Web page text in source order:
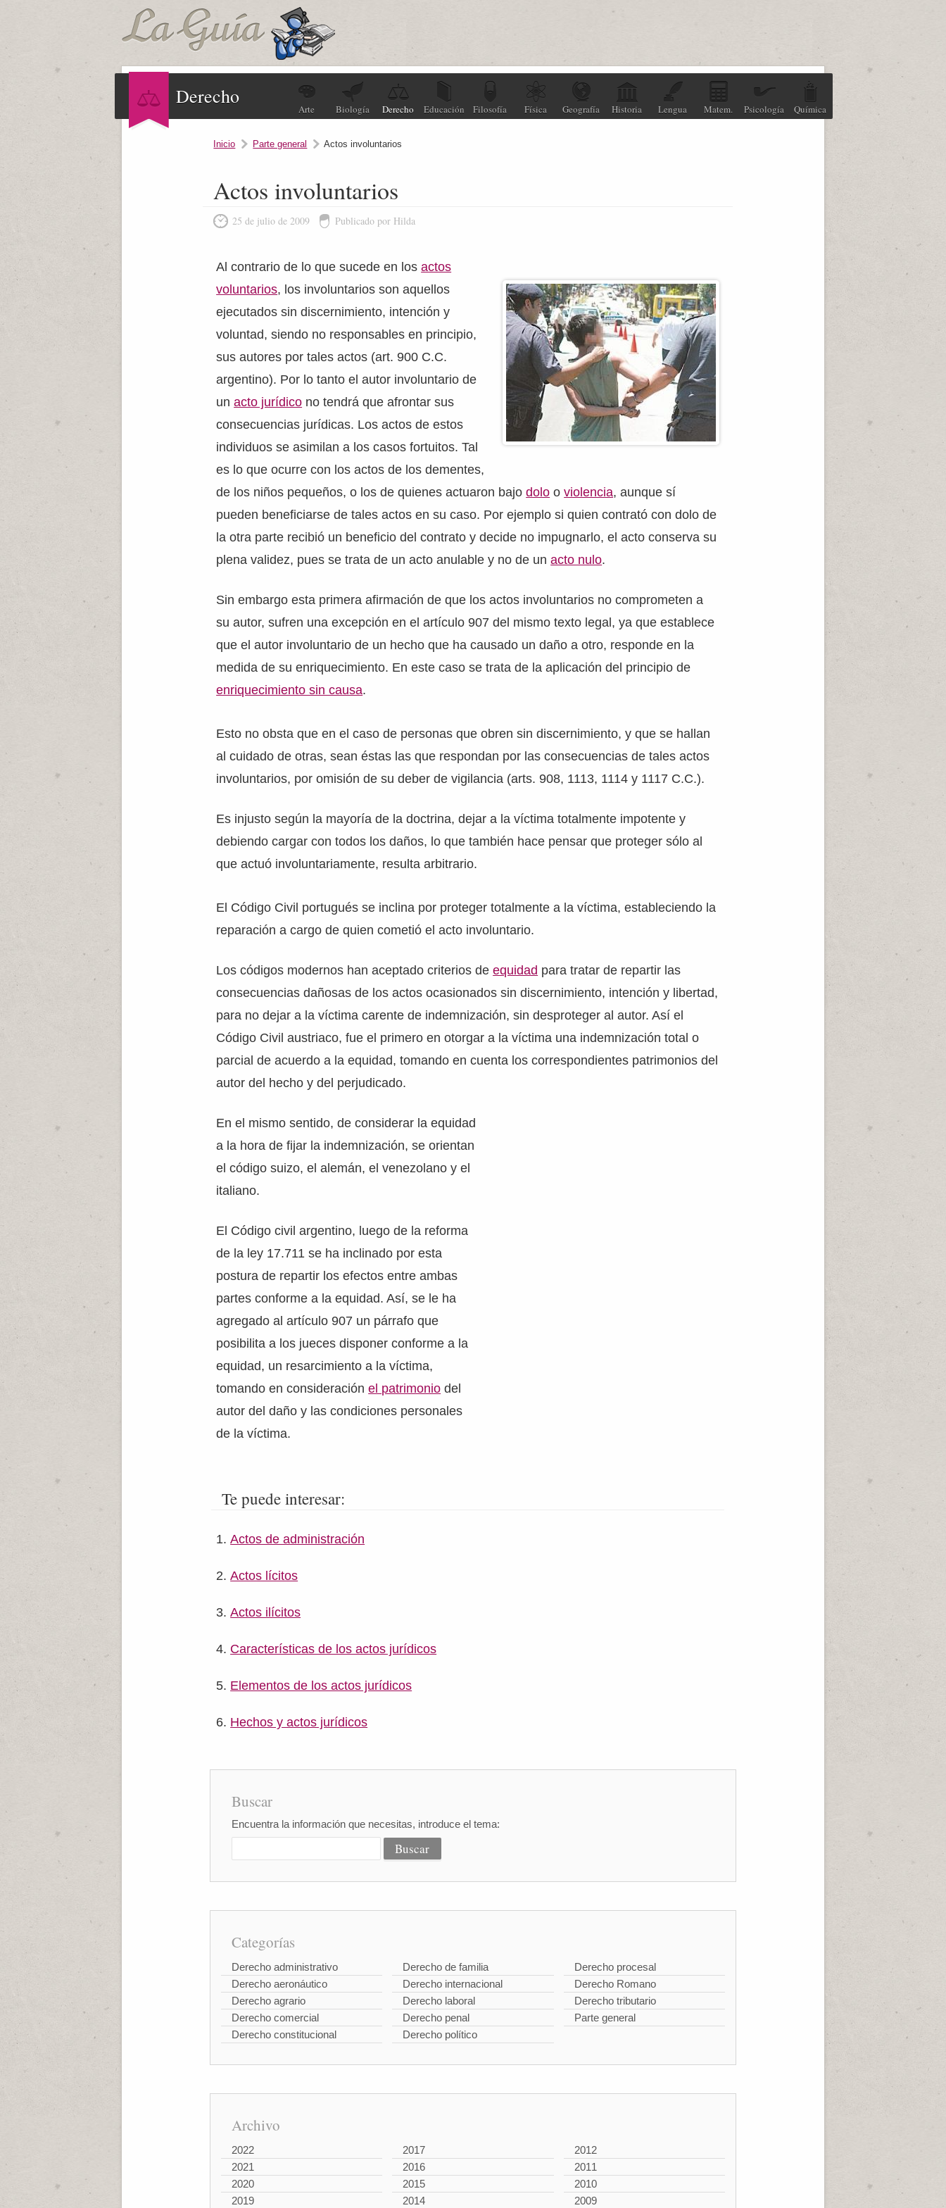
Derecho
Arte Biología Derecho Educación Filosofía Física Geografía Historia Lengua Matem. Psicología Química
Inicio Parte general Actos involuntarios
Actos involuntarios
25 de julio de 2009 Publicado por Hilda
Al contrario de lo que sucede en losactos
voluntarios, los involuntarios son aquellos
ejecutados sin discernimiento, intención y
voluntad, siendo no responsables en principio,
sus autores por tales actos (art. 900 C.C.
argentino). Por lo tanto el autor involuntario de
unacto jurídico no tendrá que afrontar sus
consecuencias jurídicas. Los actos de estos
individuos se asimilan a los casos fortuitos. Tal
es lo que ocurre con los actos de los dementes,
de los niños pequeños, o los de quienes actuaron bajodolo oviolencia, aunque sí
pueden beneficiarse de tales actos en su caso. Por ejemplo si quien contrató con dolo de
la otra parte recibió un beneficio del contrato y decide no impugnarlo, el acto conserva su
plena validez, pues se trata de un acto anulable y no de unacto nulo.
Sin embargo esta primera afirmación de que los actos involuntarios no comprometen a
su autor, sufren una excepción en el artículo 907 del mismo texto legal, ya que establece
que el autor involuntario de un hecho que ha causado un daño a otro, responde en la
medida de su enriquecimiento. En este caso se trata de la aplicación del principio de
enriquecimiento sin causa.
Esto no obsta que en el caso de personas que obren sin discernimiento, y que se hallan
al cuidado de otras, sean éstas las que respondan por las consecuencias de tales actos
involuntarios, por omisión de su deber de vigilancia (arts. 908, 1113, 1114 y 1117 C.C.).
Es injusto según la mayoría de la doctrina, dejar a la víctima totalmente impotente y
debiendo cargar con todos los daños, lo que también hace pensar que proteger sólo al
que actuó involuntariamente, resulta arbitrario.
El Código Civil portugués se inclina por proteger totalmente a la víctima, estableciendo la
reparación a cargo de quien cometió el acto involuntario.
Los códigos modernos han aceptado criterios deequidad para tratar de repartir las
consecuencias dañosas de los actos ocasionados sin discernimiento, intención y libertad,
para no dejar a la víctima carente de indemnización, sin desproteger al autor. Así el
Código Civil austriaco, fue el primero en otorgar a la víctima una indemnización total o
parcial de acuerdo a la equidad, tomando en cuenta los correspondientes patrimonios del
autor del hecho y del perjudicado.
En el mismo sentido, de considerar la equidad
a la hora de fijar la indemnización, se orientan
el código suizo, el alemán, el venezolano y el
italiano.
El Código civil argentino, luego de la reforma
de la ley 17.711 se ha inclinado por esta
postura de repartir los efectos entre ambas
partes conforme a la equidad. Así, se le ha
agregado al artículo 907 un párrafo que
posibilita a los jueces disponer conforme a la
equidad, un resarcimiento a la víctima,
tomando en consideraciónel patrimonio del
autor del daño y las condiciones personales
de la víctima.
Te puede interesar:
Actos de administración
Actos lícitos
Actos ilícitos
Características de los actos jurídicos
Elementos de los actos jurídicos
Hechos y actos jurídicos
Buscar
Encuentra la información que necesitas, introduce el tema:
Categorías
Derecho administrativo
Derecho aeronáutico
Derecho agrario
Derecho comercial
Derecho constitucional
Derecho de familia
Derecho internacional
Derecho laboral
Derecho penal
Derecho político
Derecho procesal
Derecho Romano
Derecho tributario
Parte general
Archivo
2022
2021
2020
2019
2017
2016
2015
2014
2012
2011
2010
2009